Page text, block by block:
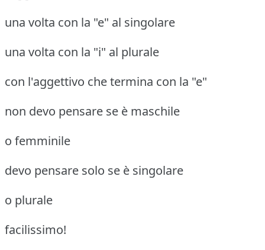
una volta con la "e" al singolare
una volta con la "i" al plurale
con l'aggettivo che termina con la "e"
non devo pensare se è maschile
o femminile
devo pensare solo se è singolare
o plurale
facilissimo!